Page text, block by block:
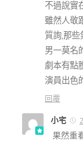
不過說實
雖然人敬
質詢,那些
男一莫名
劇本有點
演員出色
回覆
小宅
果然重